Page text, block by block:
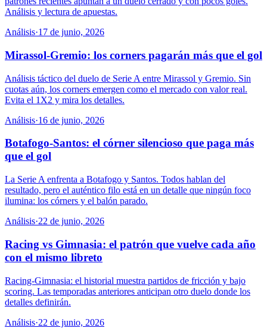
Análisis y lectura de apuestas.
Análisis·17 de junio, 2026
Mirassol-Gremio: los corners pagarán más que el gol
Análisis táctico del duelo de Serie A entre Mirassol y Gremio. Sin
cuotas aún, los corners emergen como el mercado con valor real.
Evita el 1X2 y mira los detalles.
Análisis·16 de junio, 2026
Botafogo-Santos: el córner silencioso que paga más
que el gol
La Serie A enfrenta a Botafogo y Santos. Todos hablan del
resultado, pero el auténtico filo está en un detalle que ningún foco
ilumina: los córners y el balón parado.
Análisis·22 de junio, 2026
Racing vs Gimnasia: el patrón que vuelve cada año
con el mismo libreto
Racing-Gimnasia: el historial muestra partidos de fricción y bajo
scoring. Las temporadas anteriores anticipan otro duelo donde los
detalles definirán.
Análisis·22 de junio, 2026